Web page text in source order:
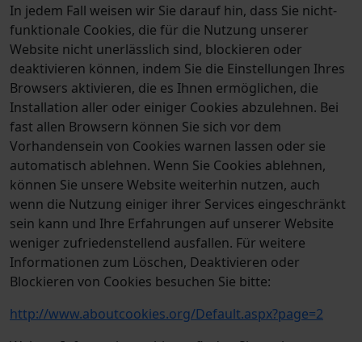
In jedem Fall weisen wir Sie darauf hin, dass Sie nicht-
funktionale Cookies, die für die Nutzung unserer
Website nicht unerlässlich sind, blockieren oder
deaktivieren können, indem Sie die Einstellungen Ihres
Browsers aktivieren, die es Ihnen ermöglichen, die
Installation aller oder einiger Cookies abzulehnen. Bei
fast allen Browsern können Sie sich vor dem
Vorhandensein von Cookies warnen lassen oder sie
automatisch ablehnen. Wenn Sie Cookies ablehnen,
können Sie unsere Website weiterhin nutzen, auch
wenn die Nutzung einiger ihrer Services eingeschränkt
sein kann und Ihre Erfahrungen auf unserer Website
weniger zufriedenstellend ausfallen. Für weitere
Informationen zum Löschen, Deaktivieren oder
Blockieren von Cookies besuchen Sie bitte:
http://www.aboutcookies.org/Default.aspx?page=2